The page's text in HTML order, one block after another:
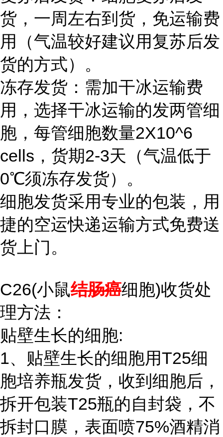
货，一周左右到货，免运输费
用（气温较好建议用复苏后发
货的方式）。
冻存发货：需加干冰运输费
用，选择干冰运输的发两管细
胞，每管细胞数量2X10^6
cells，货期2-3天（气温低于
0℃须冻存发货）。
细胞发货采用专业的包装，用
捷的空运快递运输方式免费送
货上门。
C26(小鼠结肠癌细胞)收货处
理方法：
贴壁生长的细胞:
1、贴壁生长的细胞用T25细
胞培养瓶发货，收到细胞后，
拆开包装T25瓶的自封袋，不
拆封口膜，表面喷75%酒精消